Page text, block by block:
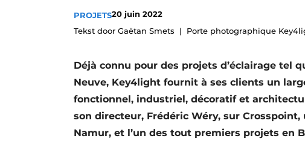
Termes et conditions
Video’s
PROJETS20 juin 2022
Tekst door Gaëtan Smets
Porte photographique
Déjà connu pour des projets d’éclairage tel
Neuve, Key4light fournit à ses clients un
fonctionnel, industriel, décoratif et
son directeur, Frédéric Wéry, sur
Namur, et l’un des tout premiers projets en